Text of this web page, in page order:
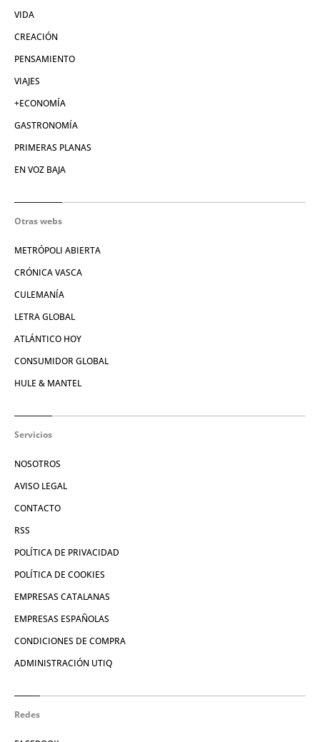
VIDA
CREACIÓN
PENSAMIENTO
VIAJES
+ECONOMÍA
GASTRONOMÍA
PRIMERAS PLANAS
EN VOZ BAJA
Otras webs
METRÓPOLI ABIERTA
CRÓNICA VASCA
CULEMANÍA
LETRA GLOBAL
ATLÁNTICO HOY
CONSUMIDOR GLOBAL
HULE & MANTEL
Servicios
NOSOTROS
AVISO LEGAL
CONTACTO
RSS
POLÍTICA DE PRIVACIDAD
POLÍTICA DE COOKIES
EMPRESAS CATALANAS
EMPRESAS ESPAÑOLAS
CONDICIONES DE COMPRA
ADMINISTRACIÓN UTIQ
Redes